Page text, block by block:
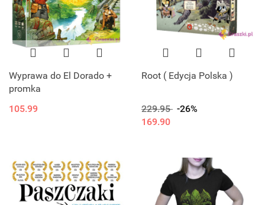
Wyprawa do El Dorado +
promka
105.99
Root ( Edycja Polska )
229.95 -26%
169.90